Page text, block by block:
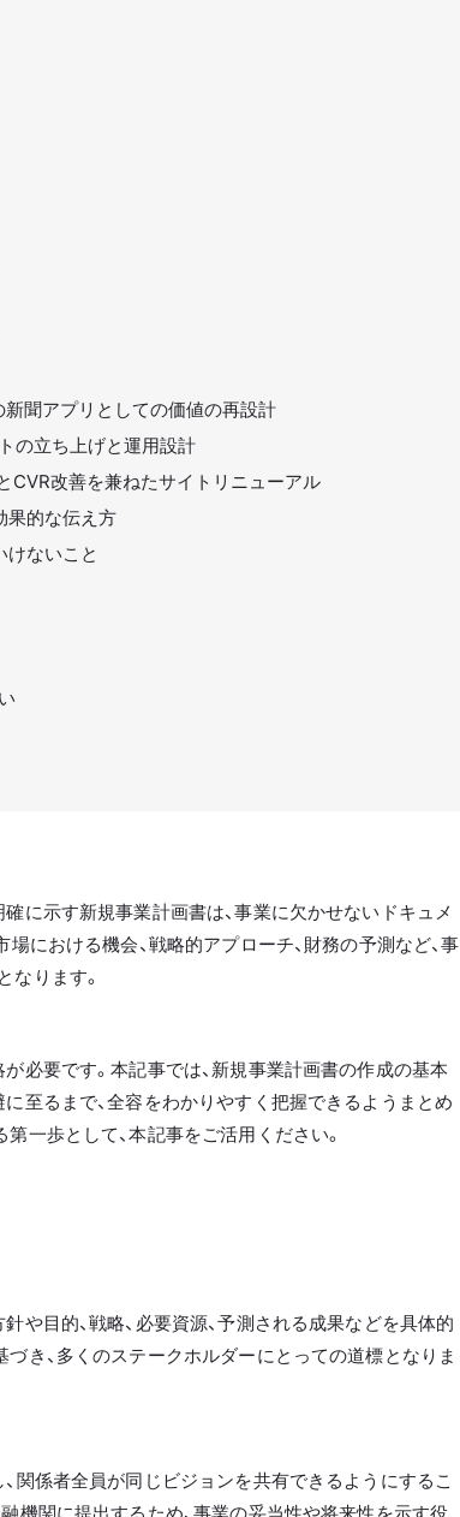
新聞アプリとしての価値の再設計
の立ち上げと運用設計
CVR改善を兼ねたサイトリニューアル
果的な伝え方
けないこと
に示す新規事業計画書は、事業に欠かせないドキュメ
における機会、戦略的アプローチ、財務の予測など、事
ります。
必要です。本記事では、新規事業計画書の作成の基本
至るまで、全容をわかりやすく把握できるようまとめ
一歩として、本記事をご活用ください。
や目的、戦略、必要資源、予測される成果などを具体的
き、多くのステークホルダーにとっての道標となりま
関係者全員が同じビジョンを共有できるようにするこ
機関に提出するため、事業の妥当性や将来性を示す役